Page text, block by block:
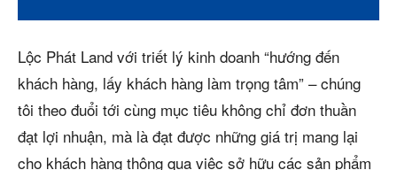
Lộc Phát Land với triết lý kinh doanh “hướng đến
khách hàng, lấy khách hàng làm trọng tâm” – chúng
tôi theo đuổi tới cùng mục tiêu không chỉ đơn thuần
đạt lợi nhuận, mà là đạt được những giá trị mang lại
cho khách hàng thông qua việc sở hữu các sản phẩm